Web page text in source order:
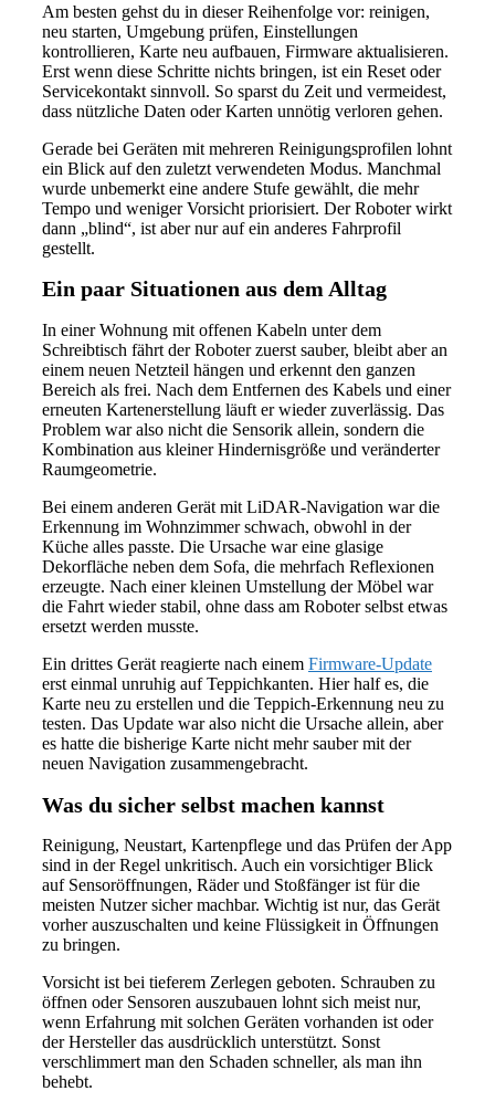
Am besten gehst du in dieser Reihenfolge vor: reinigen,
neu starten, Umgebung prüfen, Einstellungen
kontrollieren, Karte neu aufbauen, Firmware aktualisieren.
Erst wenn diese Schritte nichts bringen, ist ein Reset oder
Servicekontakt sinnvoll. So sparst du Zeit und vermeidest,
dass nützliche Daten oder Karten unnötig verloren gehen.
Gerade bei Geräten mit mehreren Reinigungsprofilen lohnt
ein Blick auf den zuletzt verwendeten Modus. Manchmal
wurde unbemerkt eine andere Stufe gewählt, die mehr
Tempo und weniger Vorsicht priorisiert. Der Roboter wirkt
dann „blind“, ist aber nur auf ein anderes Fahrprofil
gestellt.
Ein paar Situationen aus dem Alltag
In einer Wohnung mit offenen Kabeln unter dem
Schreibtisch fährt der Roboter zuerst sauber, bleibt aber an
einem neuen Netzteil hängen und erkennt den ganzen
Bereich als frei. Nach dem Entfernen des Kabels und einer
erneuten Kartenerstellung läuft er wieder zuverlässig. Das
Problem war also nicht die Sensorik allein, sondern die
Kombination aus kleiner Hindernisgröße und veränderter
Raumgeometrie.
Bei einem anderen Gerät mit LiDAR-Navigation war die
Erkennung im Wohnzimmer schwach, obwohl in der
Küche alles passte. Die Ursache war eine glasige
Dekorfläche neben dem Sofa, die mehrfach Reflexionen
erzeugte. Nach einer kleinen Umstellung der Möbel war
die Fahrt wieder stabil, ohne dass am Roboter selbst etwas
ersetzt werden musste.
Ein drittes Gerät reagierte nach einem Firmware-Update
erst einmal unruhig auf Teppichkanten. Hier half es, die
Karte neu zu erstellen und die Teppich-Erkennung neu zu
testen. Das Update war also nicht die Ursache allein, aber
es hatte die bisherige Karte nicht mehr sauber mit der
neuen Navigation zusammengebracht.
Was du sicher selbst machen kannst
Reinigung, Neustart, Kartenpflege und das Prüfen der App
sind in der Regel unkritisch. Auch ein vorsichtiger Blick
auf Sensoröffnungen, Räder und Stoßfänger ist für die
meisten Nutzer sicher machbar. Wichtig ist nur, das Gerät
vorher auszuschalten und keine Flüssigkeit in Öffnungen
zu bringen.
Vorsicht ist bei tieferem Zerlegen geboten. Schrauben zu
öffnen oder Sensoren auszubauen lohnt sich meist nur,
wenn Erfahrung mit solchen Geräten vorhanden ist oder
der Hersteller das ausdrücklich unterstützt. Sonst
verschlimmert man den Schaden schneller, als man ihn
behebt.